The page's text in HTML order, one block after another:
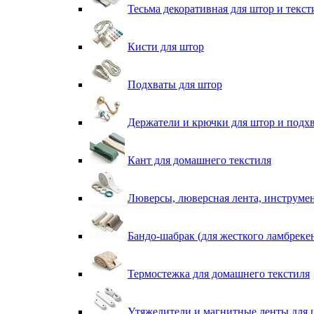
Тесьма декоративная для штор и
Кисти для штор
Подхваты для штор
Держатели и крючки для штор и
Кант для домашнего текстиля
Люверсы, люверсная лента,
Бандо-шабрак (для жесткого
Термостежка для домашнего текстиля
Утяжелители и магнитные ленты для